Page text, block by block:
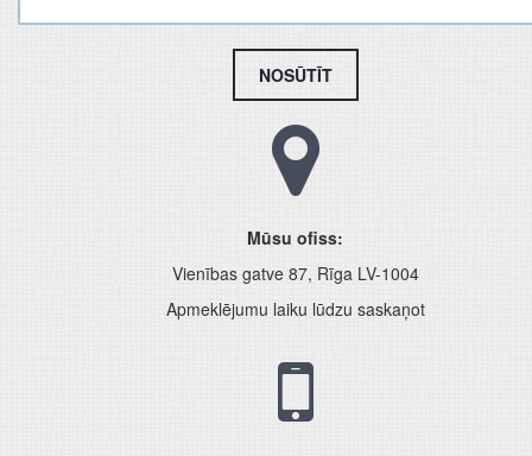
NOSŪTĪT
Mūsu ofiss:
Vienības gatve 87, Rīga LV-1004
Apmeklējumu laiku lūdzu saskaņot